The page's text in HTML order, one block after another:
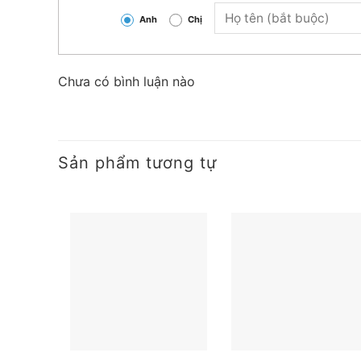
Anh Chị
Chưa có bình luận nào
Sản phẩm tương tự